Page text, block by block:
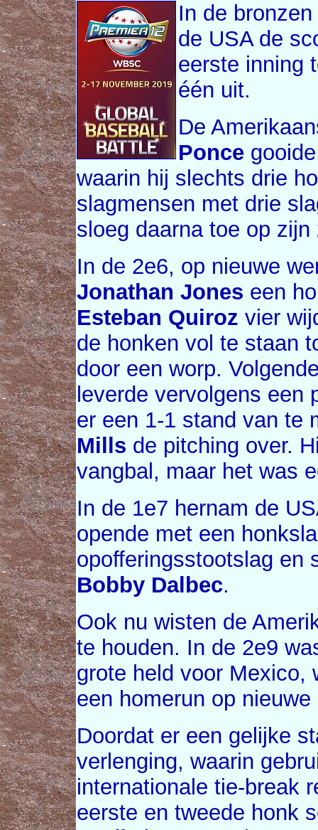
In de
de USA de
eerste inning
één uit.
De
Poncegooide
waarin hij slechts drie
slagmensen met drie
sloeg daarna toe op
In de 2e6, op nieuwe
Jonathan Jones een
Esteban Quiroz vier
de honken vol te staan
door een worp.
leverde vervolgens een
er een 1-1 stand van te
Mills de pitching over.
vangbal, maar het was
In de 1e7 hernam de
opende met een
opofferingsstootslag en
Bobby Dalbec.
Ook nu wisten de
te houden. In de 2e9
grote held voor Mexico,
een homerun op
Doordat er een gelijke
verlenging, waarin
internationale tie-break
eerste en tweede honk